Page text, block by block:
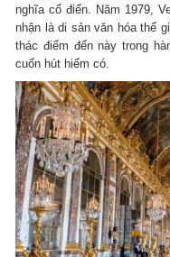
nghĩa cổ điển. Năm 1979,
nhận là di sản văn hóa thế
thác điểm đến này trong
cuốn hút hiếm có.